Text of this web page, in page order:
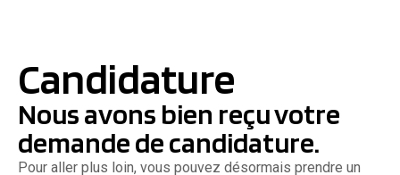
Candidature
Nous avons bien reçu votre
demande de candidature.
Pour aller plus loin, vous pouvez désormais prendre un